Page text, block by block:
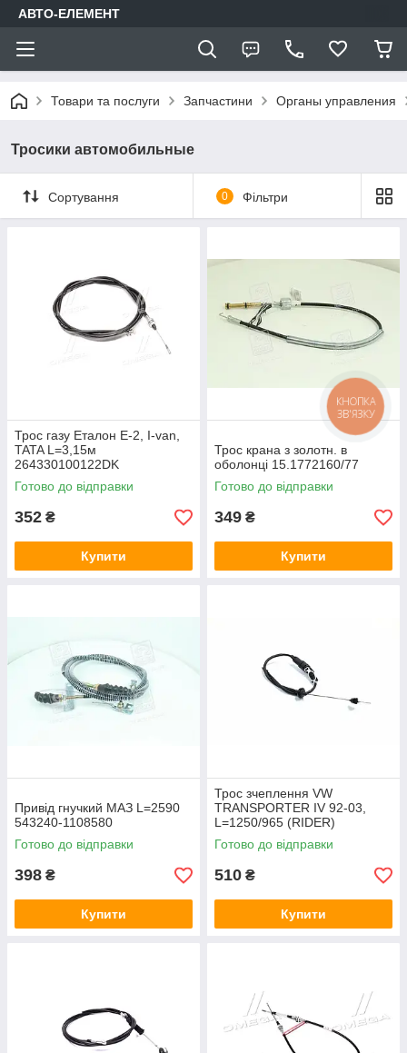
АВТО-ЕЛЕМЕНТ
Товари та послуги Запчастини Органы управления
Тросики автомобильные
Сортування 0 Фільтри
Трос газу Еталон Е-2, І-van,
TATA L=3,15м
264330100122DK
Готово до відправки
352 ₴
Купити
Трос крана з золотн. в
оболонці 15.1772160/77
Готово до відправки
349 ₴
Купити
Привід гнучкий МАЗ L=2590
543240-1108580
Готово до відправки
398 ₴
Купити
Трос зчеплення VW
TRANSPORTER IV 92-03,
L=1250/965 (RIDER)
RD.41155501632
Готово до відправки
510 ₴
Купити
КНОПКА
ЗВ'ЯЗКУ